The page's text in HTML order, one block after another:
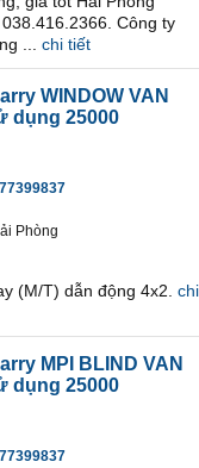
Công ty
...
chi tiết
WINDOW VAN
dụng 25000
Phòng
(M/T) dẫn động 4x2. chi
MPI BLIND VAN
dụng 25000